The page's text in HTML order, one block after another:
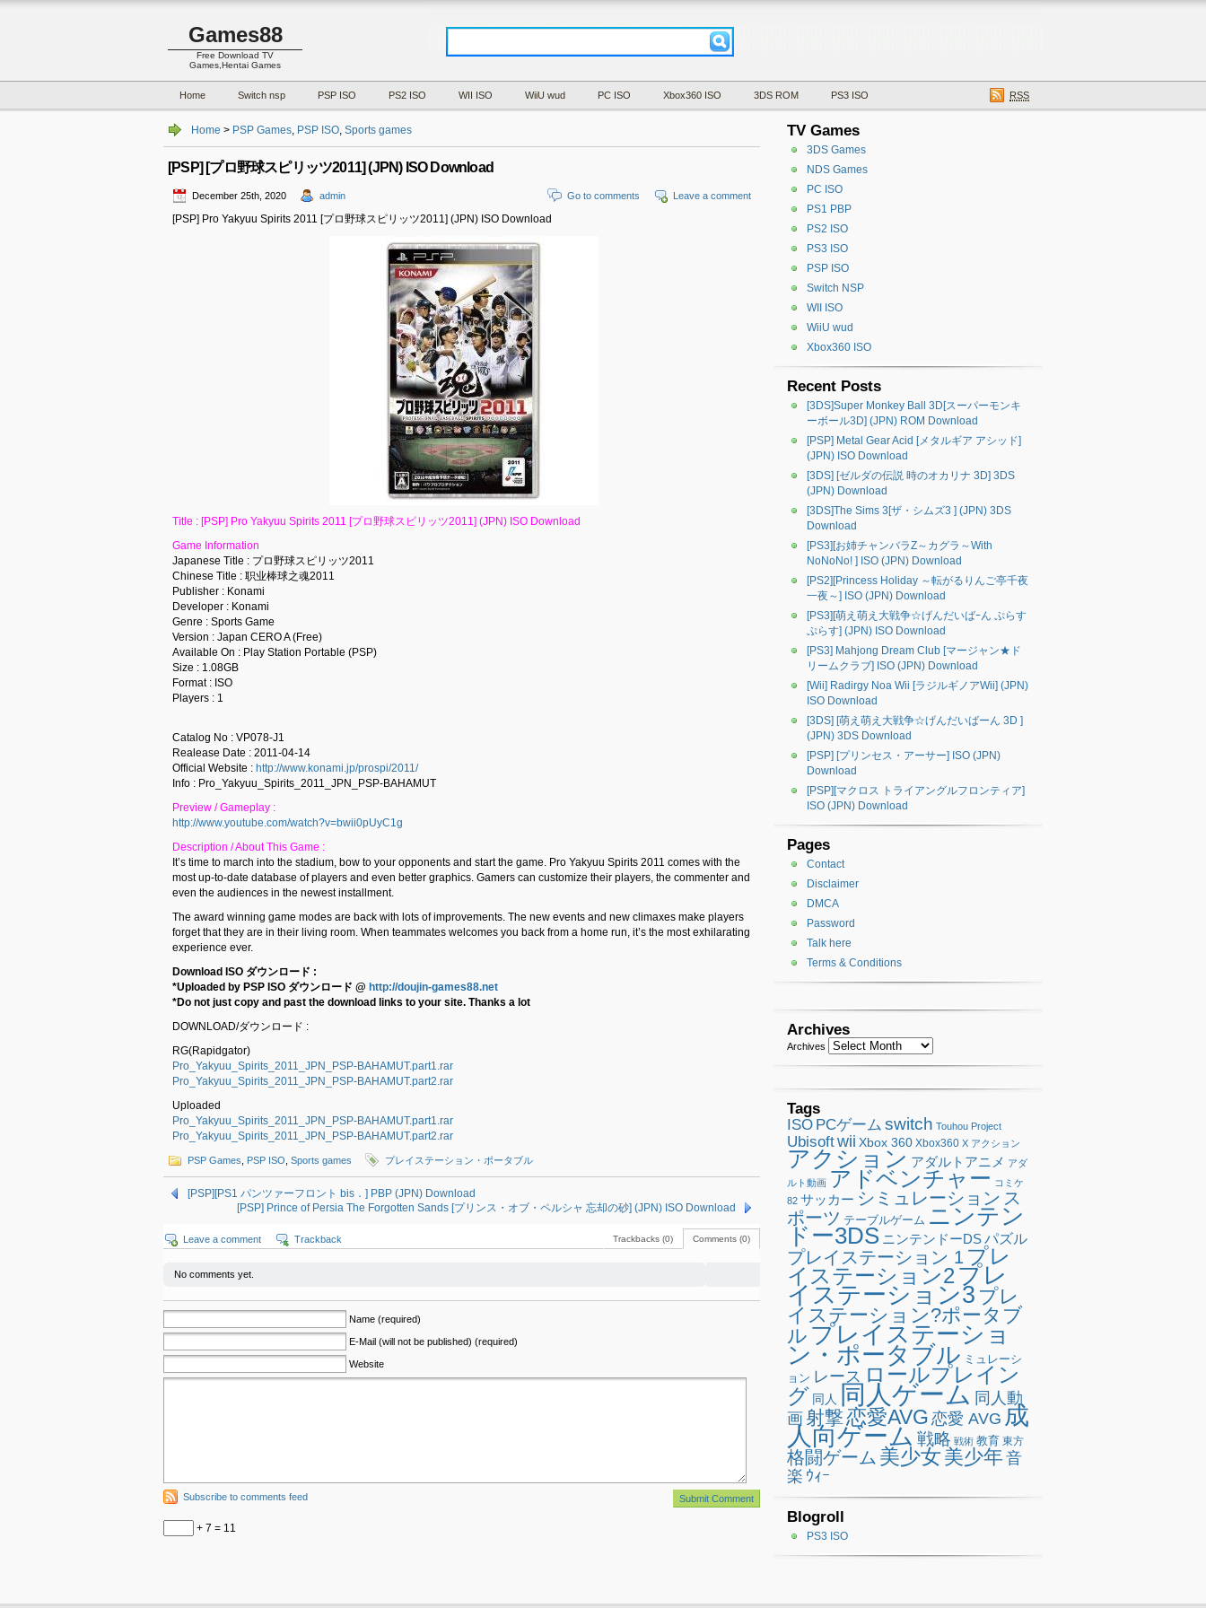
Games88
Free Download TV
Games,Hentai Games
Home Switch nsp PSP ISO PS2 ISO WII ISO WiiU wud PC ISO Xbox360 ISO 3DS ROM PS3 ISO RSS
Home > PSP Games, PSP ISO, Sports games
[PSP] [プロ野球スピリッツ2011] (JPN) ISO Download
December 25th, 2020 admin Leave a comment
Go to comments
[PSP] Pro Yakyuu Spirits 2011 [プロ野球スピリッツ2011] (JPN) ISO Download
Title : [PSP] Pro Yakyuu Spirits 2011 [プロ野球スピリッツ2011] (JPN) ISO Download
Game Information
Japanese Title : プロ野球スピリッツ2011
Chinese Title : 职业棒球之魂2011
Publisher : Konami
Developer : Konami
Genre : Sports Game
Version : Japan CERO A (Free)
Available On : Play Station Portable (PSP)
Size : 1.08GB
Format : ISO
Players : 1
Catalog No : VP078-J1
Realease Date : 2011-04-14
Official Website : http://www.konami.jp/prospi/2011/
Info : Pro_Yakyuu_Spirits_2011_JPN_PSP-BAHAMUT
Preview / Gameplay :
http://www.youtube.com/watch?v=bwii0pUyC1g
Description / About This Game :
It’s time to march into the stadium, bow to your opponents and start the game. Pro Yakyuu Spirits 2011 comes with the
most up-to-date database of players and even better graphics. Gamers can customize their players, the commenter and
even the audiences in the newest installment.
The award winning game modes are back with lots of improvements. The new events and new climaxes make players
forget that they are in their living room. When teammates welcomes you back from a home run, it’s the most exhilarating
experience ever.
Download ISO ダウンロード :
*Uploaded by PSP ISO ダウンロード @ http://doujin-games88.net
*Do not just copy and past the download links to your site. Thanks a lot
DOWNLOAD/ダウンロード :
RG(Rapidgator)
Pro_Yakyuu_Spirits_2011_JPN_PSP-BAHAMUT.part1.rar
Pro_Yakyuu_Spirits_2011_JPN_PSP-BAHAMUT.part2.rar
Uploaded
Pro_Yakyuu_Spirits_2011_JPN_PSP-BAHAMUT.part1.rar
Pro_Yakyuu_Spirits_2011_JPN_PSP-BAHAMUT.part2.rar
PSP Games PSP ISO Sports games プレイステーション・ポータブル
[PSP][PS1 パンツァーフロント bis．] PBP (JPN) Download
[PSP] Prince of Persia The Forgotten Sands [プリンス・オブ・ペルシャ 忘却の砂] (JPN) ISO Download
Comments (0)
Trackbacks (0)
Leave a comment Trackback
No comments yet.
Name (required)
E-Mail (will not be published) (required)
Website
Subscribe to comments feed
+ 7 = 11
TV Games
3DS Games
NDS Games
PC ISO
PS1 PBP
PS2 ISO
PS3 ISO
PSP ISO
Switch NSP
WII ISO
WiiU wud
Xbox360 ISO
Recent Posts
[3DS]Super Monkey Ball 3D[スーパーモンキ
ーボール3D] (JPN) ROM Download
[PSP] Metal Gear Acid [メタルギア アシッド]
(JPN) ISO Download
[3DS] [ゼルダの伝説 時のオカリナ 3D] 3DS
(JPN) Download
[3DS]The Sims 3[ザ・シムズ3 ] (JPN) 3DS
Download
[PS3][お姉チャンバラZ～カグラ～With
NoNoNo! ] ISO (JPN) Download
[PS2][Princess Holiday ～転がるりんご亭千夜
一夜～] ISO (JPN) Download
[PS3][萌え萌え大戦争☆げんだいばｰん ぷらす
ぷらす] (JPN) ISO Download
[PS3] Mahjong Dream Club [マージャン★ド
リームクラブ] ISO (JPN) Download
[Wii] Radirgy Noa Wii [ラジルギノアWii] (JPN)
ISO Download
[3DS] [萌え萌え大戦争☆げんだいばーん 3D ]
(JPN) 3DS Download
[PSP] [プリンセス・アーサー] ISO (JPN)
Download
[PSP][マクロス トライアングルフロンティア]
ISO (JPN) Download
Pages
Contact
Disclaimer
DMCA
Password
Talk here
Terms & Conditions
Archives
Archives
Tags
ISO PCゲーム switch Touhou Project
Ubisoftwii Xbox 360 Xbox360 X アクション
アクション アダルトアニメ アダ
ルト動画 アドベンチャー コミケ
82 サッカー シミュレーション ス
ポーツ テーブルゲーム ニンテン
ドー3DS ニンテンドーDSパズル
プレイステーション 1 プレ
イステーション2プレ
イステーション3 プレ
イステーション?ポータブ
ル プレイステーショ
ン・ポータブル ミュレーシ
ョン レース ロールプレイン
グ 同人 同人ゲーム 同人動
画射撃恋愛AVG 恋愛 AVG 成
人向ゲーム 戦略 戦術 教育 東方
格闘ゲーム 美少女 美少年音
楽 ｳｨｰ
Blogroll
PS3 ISO